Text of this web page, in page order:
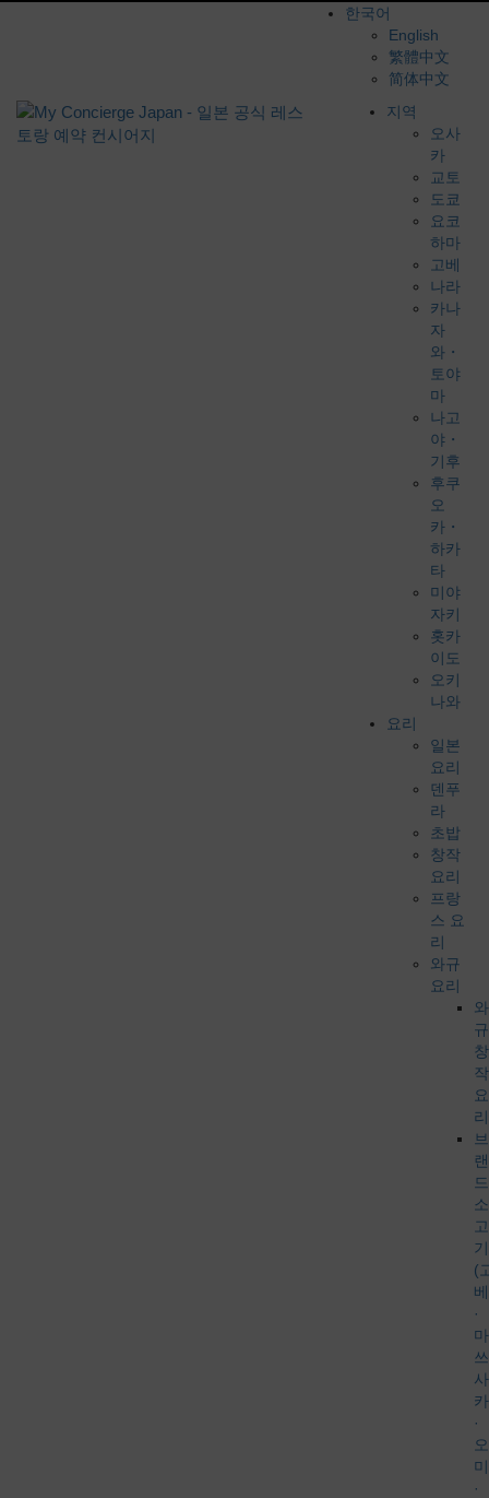
한국어
English
繁體中文
简体中文
지역
오사
카
교토
도쿄
요코
하마
고베
나라
카나
자
와・
토야
마
나고
야・
기후
후쿠
오
카・
하카
타
미야
자키
홋카
이도
오키
나와
요리
일본
요리
덴푸
라
초밥
창작
요리
프랑
스 요
리
와규
요리
와
규
창
작
요
리
브
랜
드
소
고
기
(
베
·
마
쓰
사
카
·
오
미
·